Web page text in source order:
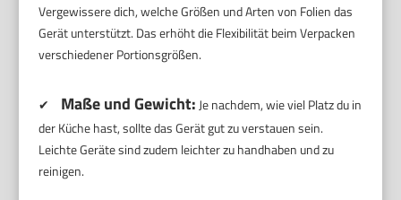
Vergewissere dich, welche Größen und Arten von Folien das
Gerät unterstützt. Das erhöht die Flexibilität beim Verpacken
verschiedener Portionsgrößen.
✔ Maße und Gewicht: Je nachdem, wie viel Platz du in
der Küche hast, sollte das Gerät gut zu verstauen sein.
Leichte Geräte sind zudem leichter zu handhaben und zu
reinigen.